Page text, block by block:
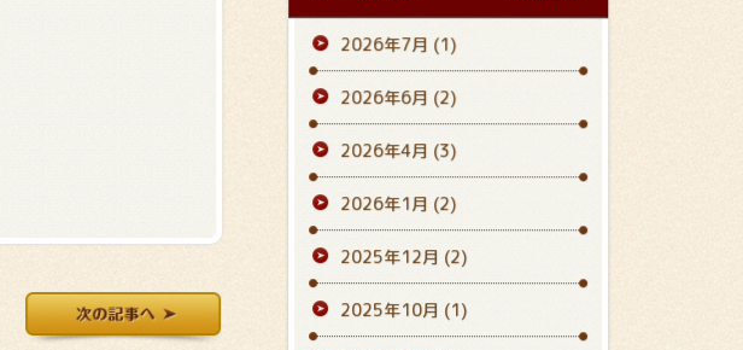
2026年7月 (1)
2026年6月 (2)
2026年4月 (3)
2026年1月 (2)
2025年12月 (2)
2025年10月 (1)